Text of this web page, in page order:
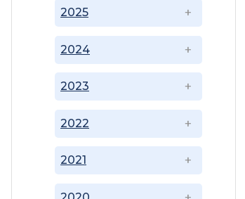
2021
2022
2023
2024
2025